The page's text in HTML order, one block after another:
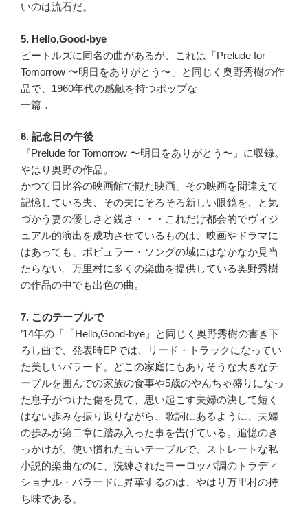
いのは流石だ。
5. Hello,Good-bye
ビートルズに同名の曲があるが、これは「Prelude for
Tomorrow 〜明日をありがとう〜」と同じく奥野秀樹の作
品で、1960年代の感触を持つポップな
一篇．
6. 記念日の午後
『Prelude for Tomorrow 〜明日をありがとう〜』に収録。
やはり奥野の作品。
かつて日比谷の映画館で観た映画、その映画を間違えて
記憶している夫、その夫にそろそろ新しい眼鏡を、と気
づかう妻の優しさと鋭さ・・・これだけ都会的でヴィジ
ュアル的演出を成功させているものは、映画やドラマに
はあっても、ポピュラー・ソングの域にはなかなか見当
たらない。万里村に多くの楽曲を提供している奥野秀樹
の作品の中でも出色の曲。
7. このテーブルで
’14年の「「Hello,Good-bye」と同じく奥野秀樹の書き下
ろし曲で、発表時EPでは、リード・トラックになってい
た美しいバラード。どこの家庭にもありそうな大きなテ
ーブルを囲んでの家族の食事や5歳のやんちゃ盛りになっ
た息子がつけた傷を見て、思い起こす夫婦の決して短く
はない歩みを振り返りながら、歌詞にあるように、夫婦
の歩みが第二章に踏み入った事を告げている。追憶のき
っかけが、使い慣れた古いテーブルで、ストレートな私
小説的楽曲なのに、洗練されたヨーロッパ調のトラディ
ショナル・バラードに昇華するのは、やはり万里村の持
ち味である。